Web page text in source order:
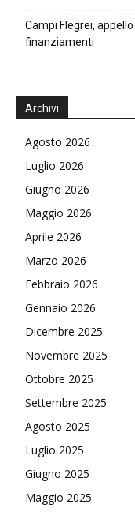
Campi Flegrei,
finanziamenti
Archivi
Agosto 2026
Luglio 2026
Giugno 2026
Maggio 2026
Aprile 2026
Marzo 2026
Febbraio 2026
Gennaio 2026
Dicembre 2025
Novembre 2025
Ottobre 2025
Settembre 2025
Agosto 2025
Luglio 2025
Giugno 2025
Maggio 2025